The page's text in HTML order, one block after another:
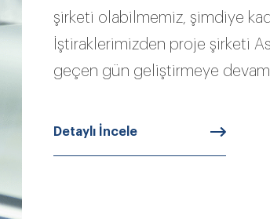
şirketi olabilmemiz, şimdiye
İştiraklerimizden proje şirketi
geçen gün geliştirmeye
Detaylı İncele